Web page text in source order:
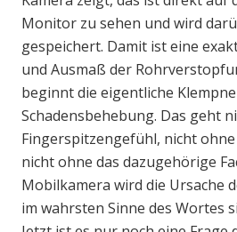
Monitor zu sehen und wird
gespeichert. Damit ist eine
und Ausmaß der
beginnt die eigentliche
Schadensbehebung. Das geht
Fingerspitzengefühl, nicht
nicht ohne das dazugehörige
Mobilkamera wird die Ursache
im wahrsten Sinne des Wortes